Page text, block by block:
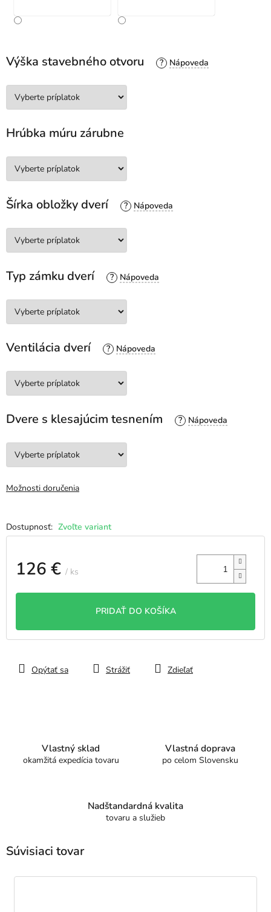
Zvoľte variant
Výška stavebného otvoru ?
Hrúbka múru zárubne
Šírka obložky dverí ?
Typ zámku dverí ?
Ventilácia dverí ?
Dvere s klesajúcim tesnením ?
Možnosti doručenia
126 € / ks
PRIDAŤ DO KOŠÍKA
Opýtať sa Strážiť Zdieľať
Vlastný sklad
okamžitá expedícia tovaru
Vlastná doprava
po celom Slovensku
Nadštandardná kvalita
tovaru a služieb
Súvisiaci tovar